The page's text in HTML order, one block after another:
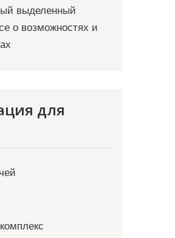
выделенный
о возможностях и
для